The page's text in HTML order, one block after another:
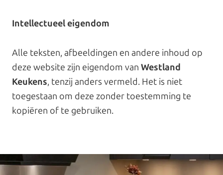
Intellectueel eigendom
Alle teksten, afbeeldingen en andere inhoud op
deze website zijn eigendom van Westland
Keukens, tenzij anders vermeld. Het is niet
toegestaan om deze zonder toestemming te
kopiëren of te gebruiken.